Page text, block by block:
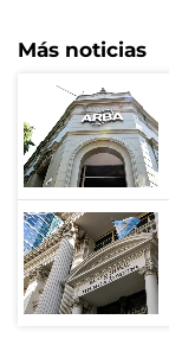
Más noticias